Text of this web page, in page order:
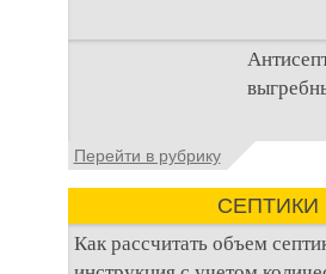
Очистка
стока
не
Общие
Перейти в рубрику
СЕПТИКИ
Как рассчитать объем